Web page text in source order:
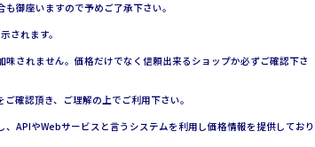
御座いますので予めご了承下さい。
されます。
されません。価格だけでなく信頼出来るショップか必ずご確認下さ
ご確認頂き、ご理解の上でご利用下さい。
APIやWebサービスと言うシステムを利用し価格情報を提供しており